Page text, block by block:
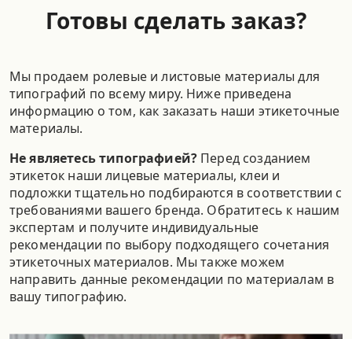
Готовы сделать заказ?
Мы продаем ролевые и листовые материалы для
типографий по всему миру. Ниже приведена
информацию о том, как заказать наши этикеточные
материалы.
Не являетесь типографией? Перед созданием
этикеток наши лицевые материалы, клеи и
подложки тщательно подбираются в соответствии с
требованиями вашего бренда. Обратитесь к нашим
экспертам и получите индивидуальные
рекомендации по выбору подходящего сочетания
этикеточных материалов. Мы также можем
направить данные рекомендации по материалам в
вашу типографию.